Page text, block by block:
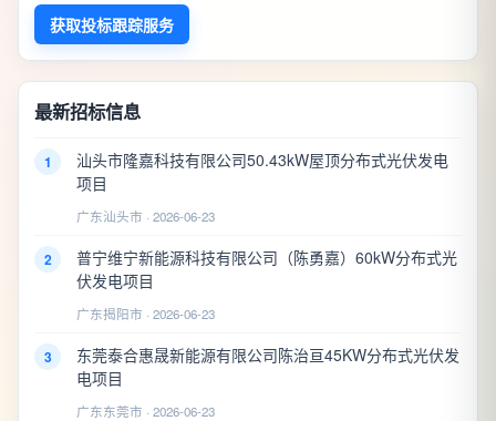
获取投标跟踪服务
最新招标信息
1
汕头市隆嘉科技有限公司50.43kW屋顶分布式光伏发电
项目
广东汕头市 · 2026-06-23
2
普宁维宁新能源科技有限公司（陈勇嘉）60kW分布式光
伏发电项目
广东揭阳市 · 2026-06-23
3
东莞泰合惠晟新能源有限公司陈治亘45KW分布式光伏发
电项目
广东东莞市 · 2026-06-23